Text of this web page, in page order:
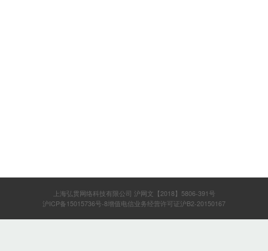
上海弘贯网络科技有限公司 沪网文【2018】5806-391号
沪ICP备15015736号-8增值电信业务经营许可证沪B2-20150167